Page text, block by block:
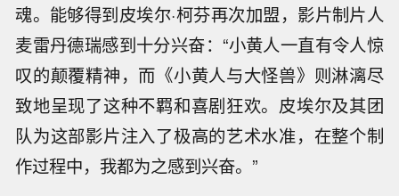
魂。能够得到皮埃尔·柯芬再次加盟，影片制片人
麦雷丹德瑞感到十分兴奋： “小黄人一直有令人惊
叹的颠覆精神，而《小黄人与大怪兽》则淋漓尽
致地呈现了这种不羁和喜剧狂欢。 皮埃尔及其团
队为这部影片注入了极高的艺术水准，在整个制
作过程中，我都为之感到兴奋。 ”